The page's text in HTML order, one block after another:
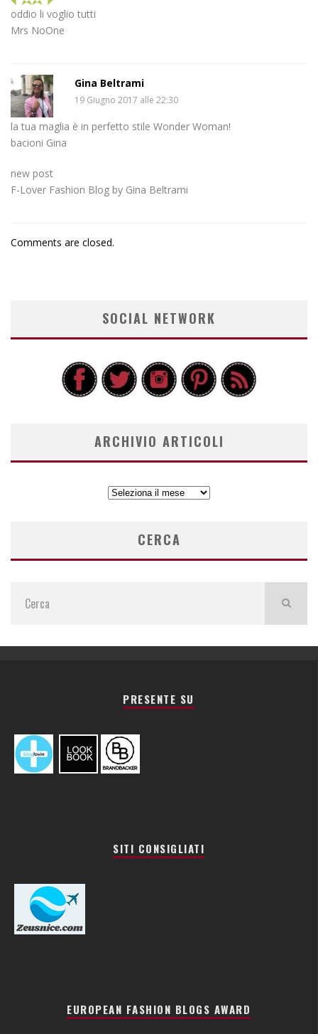
oddio li voglio tutti
Mrs NoOne
Gina Beltrami
19 Giugno 2017 alle 22:30
la tua maglia è in perfetto stile Wonder Woman!
bacioni Gina
new post
F-Lover Fashion Blog by Gina Beltrami
Comments are closed.
SOCIAL NETWORK
ARCHIVIO ARTICOLI
ARCHIVIO
CERCA
PRESENTE SU
SITI CONSIGLIATI
EUROPEAN FASHION BLOGS AWARD